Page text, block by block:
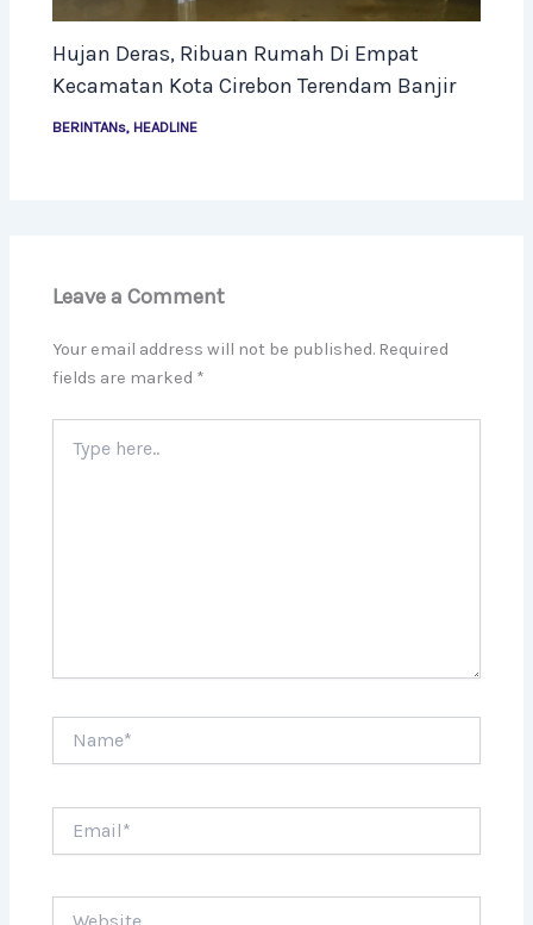
Hujan Deras, Ribuan Rumah Di Empat
Kecamatan Kota Cirebon Terendam Banjir
BERINTANs, HEADLINE
Leave a Comment
Your email address will not be published. Required
fields are marked *
here..